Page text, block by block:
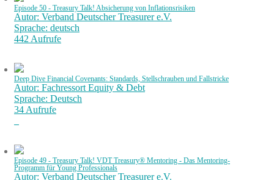
Episode 50 - Treasury Talk! Absicherung von Inflationsrisiken
Autor: Verband Deutscher Treasurer e.V.
Sprache: deutsch
442 Aufrufe
Deep Dive Financial Covenants: Standards, Stellschrauben und Fallstricke
Autor: Fachressort Equity & Debt
Sprache: Deutsch
34 Aufrufe
Episode 49 - Treasury Talk! VDT Treasury® Mentoring - Das Mentoring-
Programm für Young Professionals
Autor: Verband Deutscher Treasurer e.V.